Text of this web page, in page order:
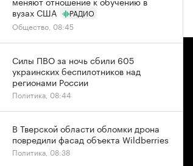
вузах США
РАДИО
Общество, 08:45
Силы ПВО за ночь сбили 605
украинских беспилотников над
регионами России
Политика, 08:44
В Тверской области обломки дрона
повредили фасад объекта Wildberries
Политика, 08:38